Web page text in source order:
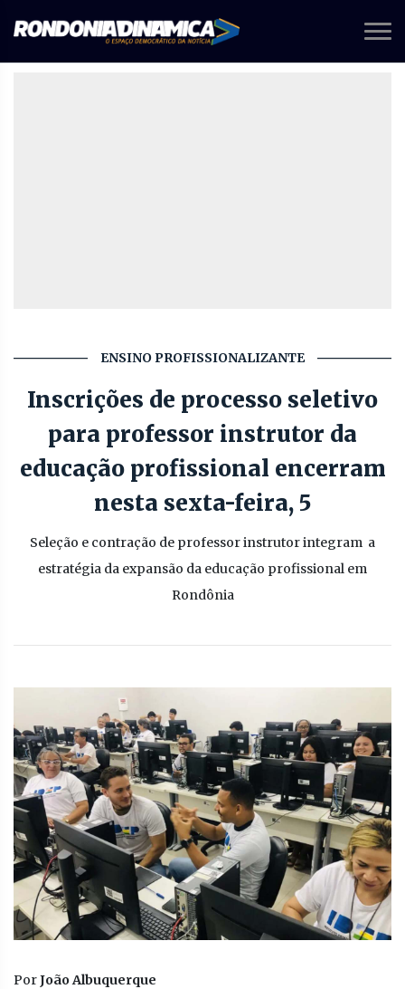
ENSINO PROFISSIONALIZANTE
Inscrições de processo seletivo
para professor instrutor da
educação profissional encerram
nesta sexta-feira, 5
Seleção e contração de professor instrutor integram a
estratégia da expansão da educação profissional em
Rondônia
PorJoão Albuquerque